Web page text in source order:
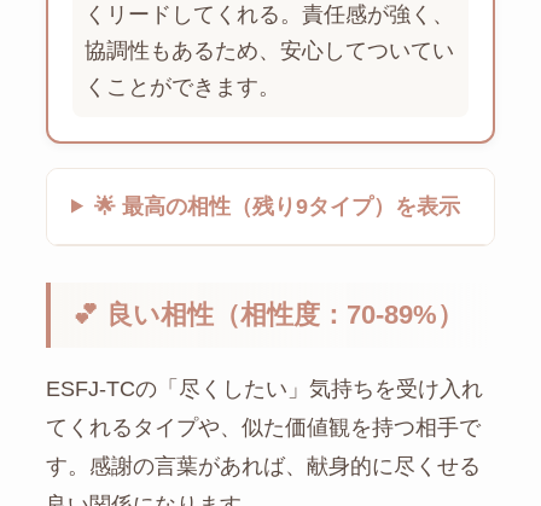
くリードしてくれる。責任感が強く、
協調性もあるため、安心してついてい
くことができます。
🌟 最高の相性（残り9タイプ）を表示
💕 良い相性（相性度：70-89%）
ESFJ-TCの「尽くしたい」気持ちを受け入れ
てくれるタイプや、似た価値観を持つ相手で
す。感謝の言葉があれば、献身的に尽くせる